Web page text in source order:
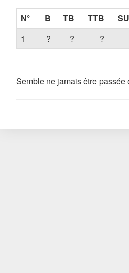
N° B TB TTB
1
? ? ?
Semble ne jamais être passée